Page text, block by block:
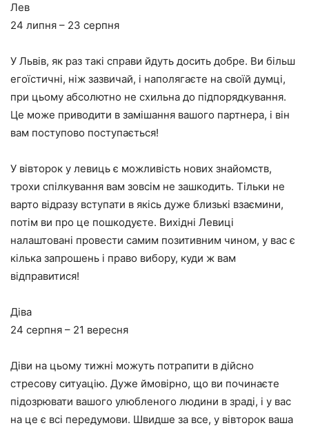
Лев
24 липня – 23 серпня
У Львів, як раз такі справи йдуть досить добре. Ви більш
егоїстичні, ніж зазвичай, і наполягаєте на своїй думці,
при цьому абсолютно не схильна до підпорядкування.
Це може приводити в замішання вашого партнера, і він
вам поступово поступається!
У вівторок у левиць є можливість нових знайомств,
трохи спілкування вам зовсім не зашкодить. Тільки не
варто відразу вступати в якісь дуже близькі взаємини,
потім ви про це пошкодуєте. Вихідні Левиці
налаштовані провести самим позитивним чином, у вас є
кілька запрошень і право вибору, куди ж вам
відправитися!
Діва
24 серпня – 21 вересня
Діви на цьому тижні можуть потрапити в дійсно
стресову ситуацію. Дуже ймовірно, що ви починаєте
підозрювати вашого улюбленого людини в зраді, і у вас
на це є всі передумови. Швидше за все, у вівторок ваша